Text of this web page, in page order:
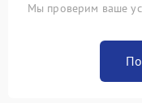
Мы проверим ваше